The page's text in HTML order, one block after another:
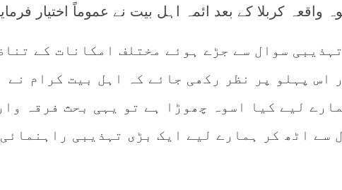
واقعہ کربلا کے بعد ائمہ اہل بیت نے عموماً‌ اختیار
سوال سے جڑے ہوئے مختلف امکانات کے
اس پہلو پر نظر رکھی جائے کہ اہل بیت کرام نے
لیے کیا اسوہ چھوڑا ہے تو یہی بحث فرقہ
سے اٹھ کر ہمارے لیے ایک بڑی تہذیبی راہنمائی